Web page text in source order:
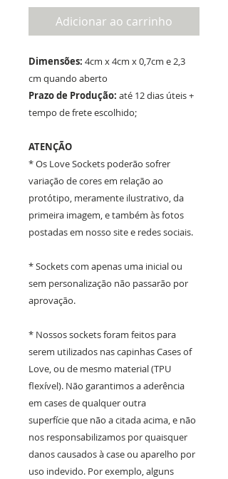
Adicionar ao carrinho
Dimensões: 4cm x 4cm x 0,7cm e 2,3
cm quando aberto
Prazo de Produção: até 12 dias úteis +
tempo de frete escolhido;
ATENÇÃO
* Os Love Sockets poderão sofrer
variação de cores em relação ao
protótipo, meramente ilustrativo, da
primeira imagem, e também às fotos
postadas em nosso site e redes sociais.
* Sockets com apenas uma inicial ou
sem personalização não passarão por
aprovação.
* Nossos sockets foram feitos para
serem utilizados nas capinhas Cases of
Love, ou de mesmo material (TPU
flexível). Não garantimos a aderência
em cases de qualquer outra
superfície que não a citada acima, e não
nos responsabilizamos por quaisquer
danos causados à case ou aparelho por
uso indevido. Por exemplo, alguns